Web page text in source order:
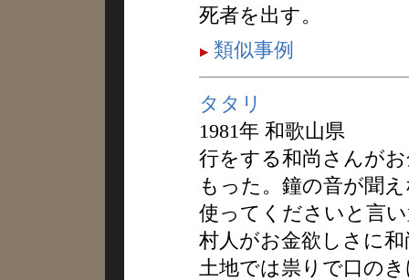
死者を出す。
類似事例
タタリ
1981年 和歌山県
行をする和尚さんが
もった。鐘の音が聞
使ってくださいと言
村人がお金欲しさに
土地では祟りで口の